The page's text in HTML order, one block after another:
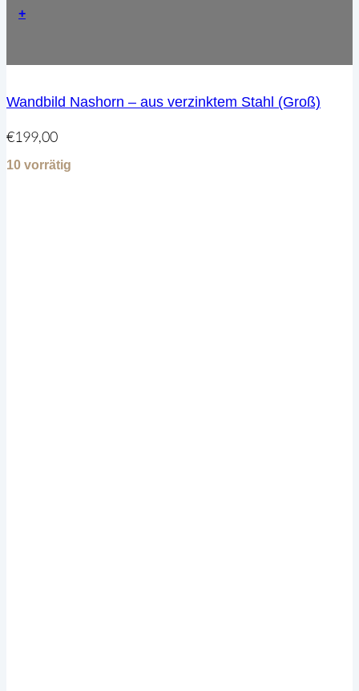
+
Wandbild Nashorn – aus verzinktem Stahl (Groß)
€199,00
10 vorrätig